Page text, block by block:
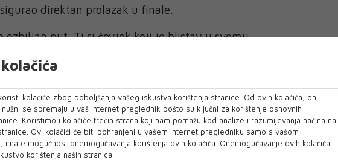
direktan prolazak u finale.
ozbiljan put. Ti si čovjek koji je blistav u svemu
karijera“, kazao je mentor Đorđe David, a
ostali članovi žirija.
posebno važan, budući da ga je publika,
isticala kao jednog od najtalentiranijih
sezone. Sada, kada je ušao u
priliku da pokaže svoj puni potencijal na
kolačiće zbog poboljšanja vašeg iskustva korištenja stranice. Od ovih kolačića, oni
se spremaju u vaš Internet preglednik pošto su ključni za korištenje osnovnih
Koristimo i kolačiće trećih strana koji nam pomažu kod analize i razumijevanja načina na
Ovi kolačići će biti pohranjeni u vašem Internet pregledniku samo s vašom
imate mogućnost onemogućavanja korištenja ovih kolačića. Onemogućavanje ovih kolačića
korištenja naših stranica.